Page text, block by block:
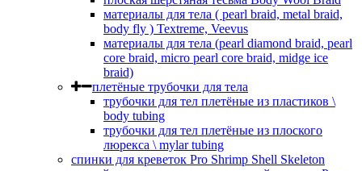
материалы для тела ( pearl braid, metal braid,
body fly ) Textreme, Veevus
материалы для тела (pearl diamond braid, pearl
core braid, micro pearl core braid, midge ice
braid)
плетёные трубочки для тела
трубочки для тел плетёные из пластиков \
body tubing
трубочки для тел плетёные из плоского
люрекса \ mylar tubing
спинки для креветок Pro Shrimp Shell Skeleton